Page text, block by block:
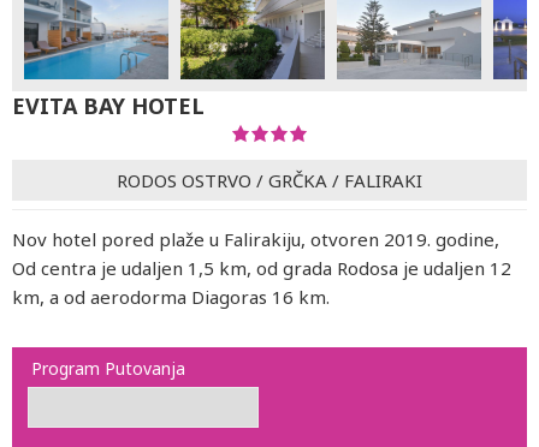
EVITA BAY HOTEL
RODOS OSTRVO / GRČKA / FALIRAKI
Nov hotel pored plaže u Falirakiju, otvoren 2019. godine,
Od centra je udaljen 1,5 km, od grada Rodosa je udaljen 12
km, a od aerodorma Diagoras 16 km.
Program Putovanja